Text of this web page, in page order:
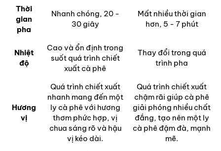
Thời
gian
pha
Nhanh chóng, 20 -
30 giây
Mất nhiều thời gian
hơn, 5 - 7 phút
Nhiệt
độ
Cao và ổn định trong
suốt quá trình chiết
xuất cà phê
Thay đổi trong quá
trình pha
Hương
vị
Quá trình chiết xuất
nhanh mang đến một
ly cà phê với hương
thơm phức hợp, vị
chua sáng rõ và hậu
vị kéo dài.
Quá trình chiết xuất
chậm rãi giúp cà phê
giải phóng nhiều chất
đắng, tạo nên một ly
cà phê đậm đà, mạnh
mẽ.